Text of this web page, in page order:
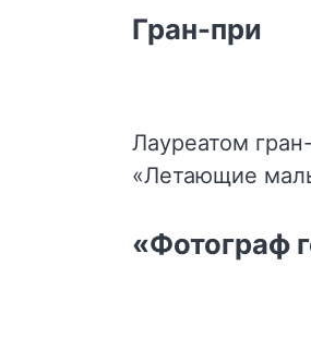
Гран-при
Лауреатом
«Летающие
«Фотограф